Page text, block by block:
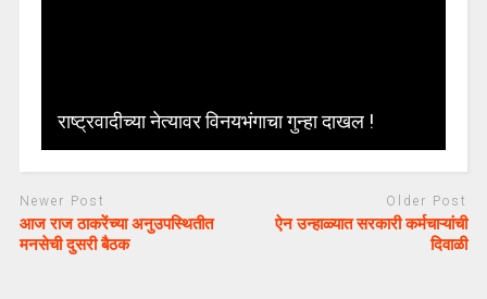
राष्ट्रवादीच्या नेत्यावर विनयभंगाचा गुन्हा दाखल !
Newer Post
आज राज ठाकरेंच्या अनुउपस्थितीत
मनसेची दुसरी बैठक
Older Post
ऐन उन्हाळ्यात सरकारी कर्मचाऱ्यांची
दिवाळी